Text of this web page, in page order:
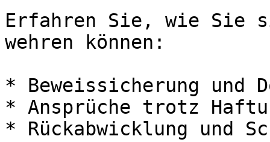
Erfahren Sie, wie Sie
wehren können:
* Beweissicherung und
* Ansprüche trotz
* Rückabwicklung und